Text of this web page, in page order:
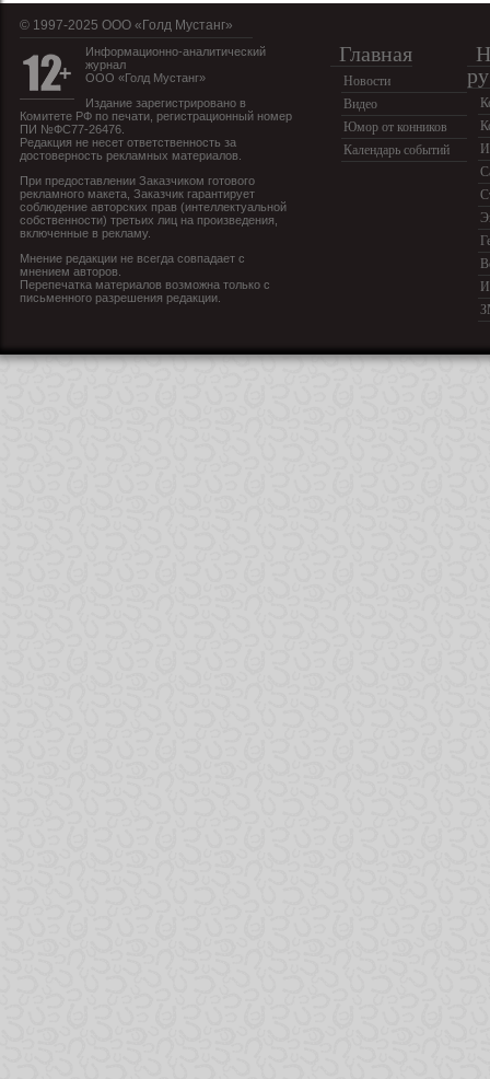
© 1997-2025 OOO «Голд Мустанг»
Информационно-аналитический
журнал
ООО «Голд Мустанг»
Издание зарегистрировано в
Комитете РФ по печати, регистрационный номер
ПИ №ФС77-26476.
Редакция не несет ответственность за
достоверность рекламных материалов.
При предоставлении Заказчиком готового
рекламного макета, Заказчик гарантирует
соблюдение авторских прав (интеллектуальной
собственности) третьих лиц на произведения,
включенные в рекламу.
Мнение редакции не всегда совпадает с
мнением авторов.
Перепечатка материалов возможна только с
письменного разрешения редакции.
Главная
Новости
Видео
Юмор от конников
Календарь событий